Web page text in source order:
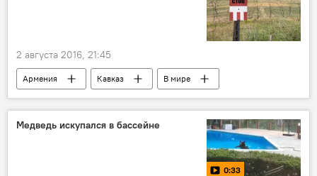
2 августа 2016, 21:45
Армения Кавказ В мире
Медведь искупался в бассейне
0:33